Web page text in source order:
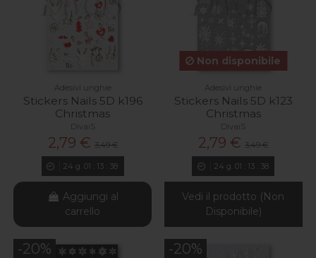
Adesivi unghie
Stickers Nails 5D k196
Christmas
DivaiS
2,79 € 3,49 €
24 g. 01 13: 37
Aggiungi al
carrello
Non disponibile
Adesivi unghie
Stickers Nails 5D k123
Christmas
DivaiS
2,79 € 3,49 €
24 g. 01 13: 37
Vedi il prodotto (Non
Disponibile)
-20% -20%